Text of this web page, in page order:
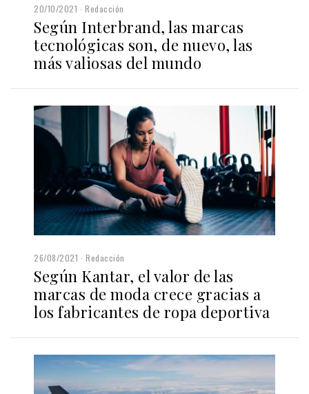
20/10/2021 Redacción
Según Interbrand, las marcas
tecnológicas son, de nuevo, las
más valiosas del mundo
26/08/2021 Redacción
Según Kantar, el valor de las
marcas de moda crece gracias a
los fabricantes de ropa deportiva